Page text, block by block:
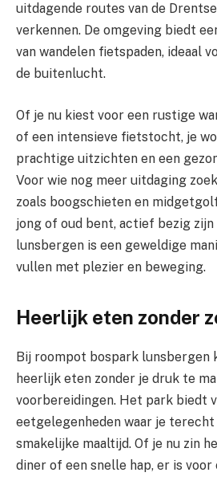
uitdagende routes van de
verkennen. De omgeving biedt
van wandelen fietspaden, ideaal
de buitenlucht.
Of je nu kiest voor een rustige
of een intensieve fietstocht, je
prachtige uitzichten en een
Voor wie nog meer uitdaging
zoals boogschieten en
jong of oud bent, actief bezig
lunsbergen is een geweldige
vullen met plezier en beweging.
Heerlijk eten zonder
Bij roompot bospark lunsbergen
heerlijk eten zonder je druk te
voorbereidingen. Het park biedt
eetgelegenheden waar je
smakelijke maaltijd. Of je nu zin
diner of een snelle hap, er is voor